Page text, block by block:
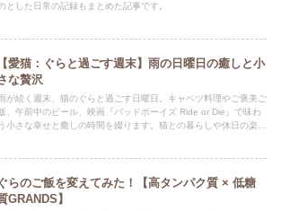
とした日常の記録もまとめた記事です。
【愛猫：ぐらと過ごす週末】雨の日曜日の癒しと小
な贅沢
が続く週末、猫のぐらと過ごす日曜日。キャベツ料理やご褒美ご
、午前中のビール、映画『バッドボーイズ Ride or Die』で味わ
う小さな幸せと癒しの時間を綴ります。猫との暮らしや休日の楽し
ぐらのご飯を変えてみた！【高タンパク質 × 低糖
GRANDS】